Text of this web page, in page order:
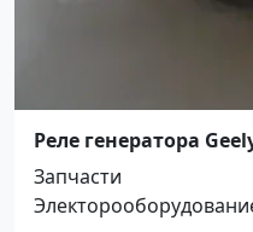
Реле генератора
напряжения
Запчасти